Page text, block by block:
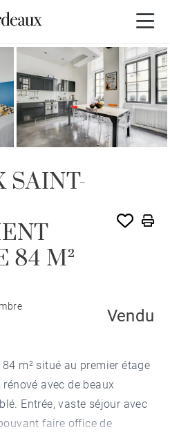
SAINT-
84 M²
Vendu
m² situé au premier étage
avec de beaux
Entrée, vaste séjour avec
faire office de